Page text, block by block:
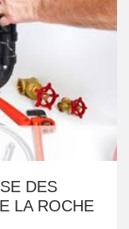
DES
LA ROCHE